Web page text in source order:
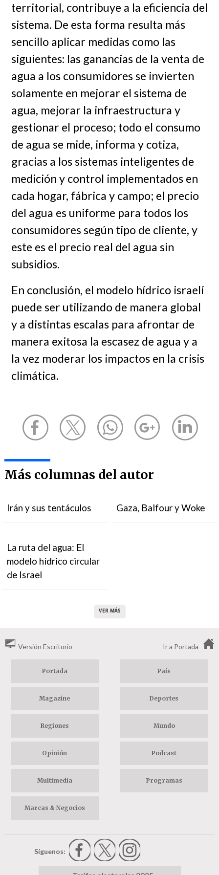
territorial, contribuye a la eficiencia del
sistema. De esta forma resulta más
sencillo aplicar medidas como las
siguientes: las ganancias de la venta de
agua a los consumidores se invierten
solamente en mejorar el sistema de
agua, mejorar la infraestructura y
gestionar el proceso; todo el consumo
de agua se mide, informa y cotiza,
gracias a los sistemas inteligentes de
medición y control implementados en
cada hogar, fábrica y campo; el precio
del agua es uniforme para todos los
consumidores según tipo de cliente, y
este es el precio real del agua sin
subsidios.
En conclusión, el modelo hídrico israelí
puede ser utilizando de manera global
y a distintas escalas para afrontar de
manera exitosa la escasez de agua y a
la vez moderar los impactos en la crisis
climática.
Más columnas del autor
Irán y sus tentáculos Gaza, Balfour y Woke
La ruta del agua: El
modelo hídrico circular
de Israel
VER MÁS
Versión Escritorio Ir a Portada
Portada País
Magazine Deportes
Regiones Mundo
Opinión Podcast
Multimedia Programas
Marcas & Negocios
Síguenos: